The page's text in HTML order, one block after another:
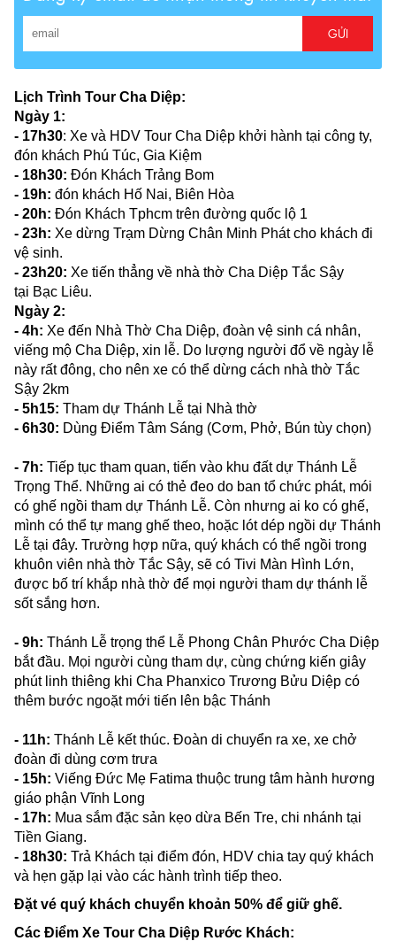
GỬI
Lịch Trình Tour Cha Diệp:
Ngày 1:
- 17h30: Xe và HDV Tour Cha Diệp khởi hành tại công ty,
đón khách Phú Túc, Gia Kiệm
- 18h30: Đón Khách Trảng Bom
- 19h: đón khách Hố Nai, Biên Hòa
- 20h: Đón Khách Tphcm trên đường quốc lộ 1
- 23h: Xe dừng Trạm Dừng Chân Minh Phát cho khách đi
vệ sinh.
- 23h20: Xe tiến thẳng về nhà thờ Cha Diệp Tắc Sậy
tại Bạc Liêu.
Ngày 2:
- 4h: Xe đến Nhà Thờ Cha Diệp, đoàn vệ sinh cá nhân,
viếng mộ Cha Diệp, xin lễ. Do lượng người đổ về ngày lễ
này rất đông, cho nên xe có thể dừng cách nhà thờ Tắc
Sậy 2km
- 5h15: Tham dự Thánh Lễ tại Nhà thờ
- 6h30: Dùng Điểm Tâm Sáng (Cơm, Phở, Bún tùy chọn)
- 7h: Tiếp tục tham quan, tiến vào khu đất dự Thánh Lễ
Trọng Thể. Những ai có thẻ đeo do ban tổ chức phát, mói
có ghế ngồi tham dự Thánh Lễ. Còn nhưng ai ko có ghế,
mình có thể tự mang ghế theo, hoặc lót dép ngồi dự Thánh
Lễ tại đây. Trường hợp nữa, quý khách có thể ngồi trong
khuôn viên nhà thờ Tắc Sậy, sẽ có Tivi Màn Hình Lớn,
được bố trí khắp nhà thờ để mọi người tham dự thánh lễ
sốt sắng hơn.
- 9h: Thánh Lễ trọng thể Lễ Phong Chân Phước Cha Diệp
bắt đầu. Mọi người cùng tham dự, cùng chứng kiến giây
phút linh thiêng khi Cha Phanxico Trương Bửu Diệp có
thêm bước ngoặt mới tiến lên bậc Thánh
- 11h: Thánh Lễ kết thúc. Đoàn di chuyển ra xe, xe chở
đoàn đi dùng cơm trưa
- 15h: Viếng Đức Mẹ Fatima thuộc trung tâm hành hương
giáo phận Vĩnh Long
- 17h: Mua sắm đặc sản kẹo dừa Bến Tre, chi nhánh tại
Tiền Giang.
- 18h30: Trả Khách tại điểm đón, HDV chia tay quý khách
và hẹn gặp lại vào các hành trình tiếp theo.
Đặt vé quý khách chuyển khoản 50% để giữ ghế.
Các Điểm Xe Tour Cha Diệp Rước Khách: